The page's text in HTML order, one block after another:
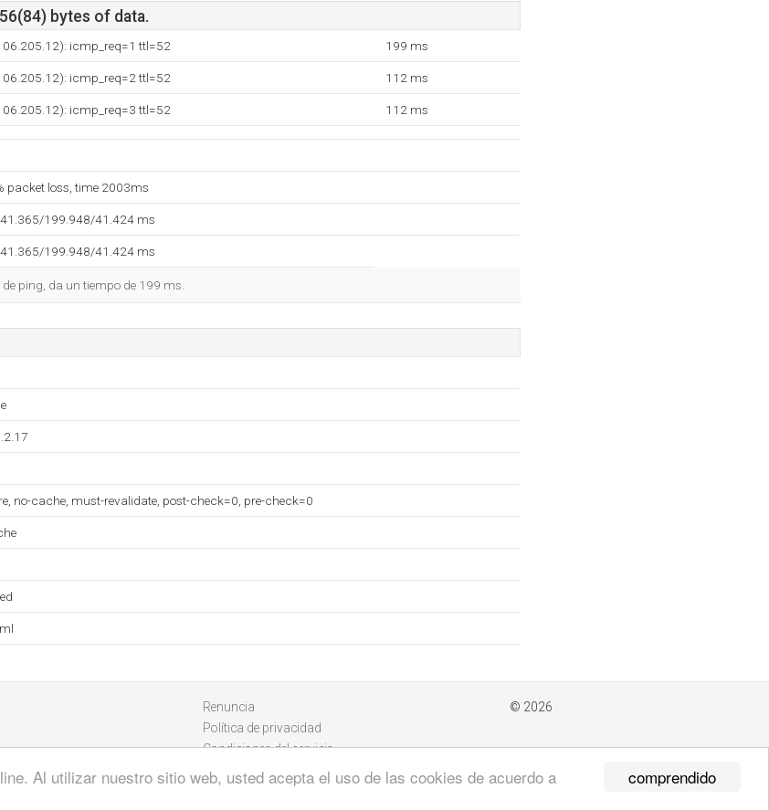
comprendido
Al utilizar nuestro sitio web, usted acepta el uso de las cookies de acuerdo a
bytes of data.
icmp_req=1 ttl=52 199 ms
icmp_req=2 ttl=52 112 ms
icmp_req=3 ttl=52 112 ms
packet loss, time 2003ms
199.948/41.424 ms
199.948/41.424 ms
ping, da un tiempo de 199 ms.
no-cache, must-revalidate, post-check=0, pre-check=0
Renuncia
Política de privacidad
Condiciones del servicio
© 2026